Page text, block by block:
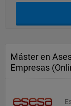
Máster en
Empresas